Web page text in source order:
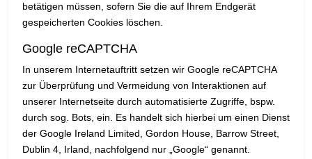
betätigen müssen, sofern Sie die auf Ihrem Endgerät
gespeicherten Cookies löschen.
Google reCAPTCHA
In unserem Internetauftritt setzen wir Google reCAPTCHA
zur Überprüfung und Vermeidung von Interaktionen auf
unserer Internetseite durch automatisierte Zugriffe, bspw.
durch sog. Bots, ein. Es handelt sich hierbei um einen Dienst
der Google Ireland Limited, Gordon House, Barrow Street,
Dublin 4, Irland, nachfolgend nur „Google“ genannt.